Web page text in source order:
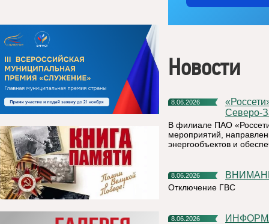
Новости
8.06.2026
«Россети» усилят контроль за магистральными сетями
Северо-
В филиале ПАО
мероприятий,
энергообъектов и
8.06.2026
Отключение ГВС
8.06.2026